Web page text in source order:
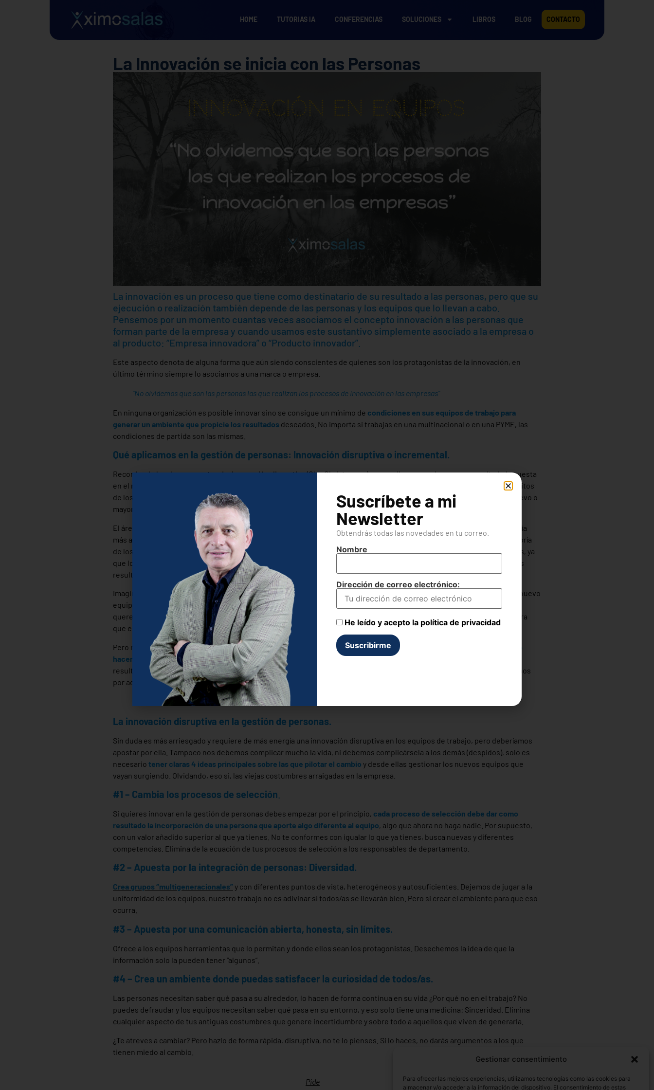
Gestionar consentimiento
Para ofrecer las mejores experiencias, utilizamos tecnologías como las cookies para
almacenar y/o acceder a la información del dispositivo. El consentimiento de estas
HOME TUTORIAS IA CONFERENCIAS SOLUCIONES LIBROS BLOG CONTACTO
La Innovación se inicia con las Personas
La innovación es un proceso que tiene como destinatario de su resultado a las personas, pero que su
ejecución o realización también depende de las personas y los equipos que lo llevan a cabo.
Pensemos por un momento cuantas veces asociamos el concepto innovación a las personas que
forman parte de la empresa y cuando usamos este sustantivo simplemente asociado a la empresa o
al producto: “Empresa innovadora” o “Producto innovador”.
Este aspecto denota de alguna forma que aún siendo conscientes de quienes son los protagonistas de la innovación, en
último término siempre lo asociamos a una marca o empresa.
“No olvidemos que son las personas las que realizan los procesos de innovación en las empresas”
En ninguna organización es posible innovar sino se consigue un mínimo de condiciones en sus equipos de trabajo para
generar un ambiente que propicie los resultados deseados. No importa si trabajas en una multinacional o en una PYME, las
condiciones de partida son las mismas.
Qué aplicamos en la gestión de personas: Innovación disruptiva o incremental.
Recordando los dos conceptos. La innovación disruptiva (Clay Christensen) es aquella que produce como resultado la puesta
en el mercado de un producto que por si solo genera una nueva categoría y que produce cambios importantes en los hábitos
de los usuarios (Los Smartphone). Innovación incremental produce cambios en un producto ya existente, creando un nuevo o
mayor valor del producto (Cerveza sin alcohol).
El área de Recursos Humanosno ha sido muy propicia ha introducir cambios importantes en sus prácticas, por lo que sería
más adecuado hablar de “innovación incremental” cuando hablamos de innovar en la gestión de personas. Incluso la mayoría
de los profesionales de este campo afirmarían que no es posible una “innovación disruptiva” cuando se habla de personas, ya
que los procedimientos estándar indican que lo que debe hacerse es trabajar con equipos ya existentes para mejorar sus
resultados.
Imaginamos que una innovación disruptiva (en la gestión de equipos) pasa por sustituir a todo el mundo y contratar a un nuevo
equipo que haga las cosas de forma diferente, pero esto no es así. Pensemos en alguna disciplina deportiva, cuando
queremos cambiar los resultados no sustituimos a todo el equipo, el revulsivo que se busca es cambiar el entrenador para
que este de un nuevo enfoque y consiga resultados, además de ser el recurso más económico.
Pero no tiene que ser así, está demostrado que introducir cambios en la gestión de personas
no tiene ningún efecto si lo
hacemos de forma incremental, con plazos largos y periodos de aprendizaje o gestión del cambio que hacen eternos los
resultados, y simplemente se diluyen de forma que las personas no son conscientes de los mismos. Con lo que terminamos
por adaptar las viejas costumbres a los nuevos métodos.
“Los cambios lentos hacen que las personas adapten sus viejas costumbres a los nuevos métodos”
La innovación disruptiva en la gestión de personas.
Sin duda es más arriesgado y requiere de más energía una innovación disruptiva en los equipos de trabajo, pero deberíamos
apostar por ella. Tampoco nos debemos complicar mucho la vida, ni debemos complicársela a los demás (despidos), solo es
necesario tener claras 4 ideas principales sobre las que pilotar el cambio y desde ellas gestionar los nuevos equipos que
vayan surgiendo. Olvidando, eso si, las viejas costumbres arraigadas en la empresa.
#1 – Cambia los procesos de selección
Si quieres innovar en la gestión de personas debes empezar por el principio, cada proceso de selección debe dar como
resultado la incorporación de una persona que aporte algo diferente al equipo, algo que ahora no haga nadie. Por supuesto,
con un valor añadido superior al que ya tienes. No te conformes con igualar lo que ya tienes, busca nuevas y diferentes
competencias. Elimina de la ecuación de tus procesos de selección a los responsables de departamento.
#2 – Apuesta por la integración de personas: Diversidad.
Crea grupos “multigeneracionales” y con diferentes puntos de vista, heterogéneos y autosuficientes. Dejemos de jugar a la
uniformidad de los equipos, nuestro trabajo no es adivinar si todos/as se llevarán bien. Pero si crear el ambiente para que eso
ocurra.
#3 – Apuesta por una comunicación abierta, honesta, sin límites.
Ofrece a los equipos herramientas que lo permitan y donde ellos sean los protagonistas. Desechemos la idea de que la
información solo la pueden tener “algunos”.
#4 – Crea un ambiente donde puedas satisfacer la curiosidad de todos/as.
Las personas necesitan saber qué pasa a su alrededor, lo hacen de forma continua en su vida ¿Por qué no en el trabajo? No
puedes defraudar y los equipos necesitan saber qué pasa en su entorno, y eso solo tiene una medicina: Sinceridad. Elimina
cualquier aspecto de tus antiguas costumbres que genere incertidumbre y sobre todo a aquellos que viven de generarla.
¿Te atreves a cambiar? Pero hazlo de forma rápida, disruptiva, no te lo pienses. Si lo haces, no darás argumentos a los que
tienen miedo al cambio.
Pide
Suscríbete a mi
Newsletter
Obtendrás todas las novedades en tu correo.
Nombre
Dirección de correo electrónico:
He leído y acepto la política de privacidad